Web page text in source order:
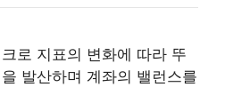
로 지표의 변화에 따라 뚜
발산하며 계좌의 밸런스를